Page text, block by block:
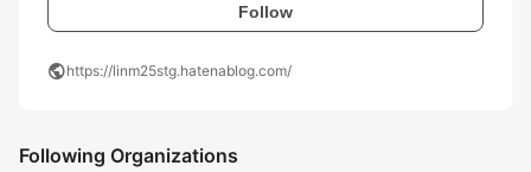
Follow
publichttps://linm25stg.hatenablog.com/
Following Organizations